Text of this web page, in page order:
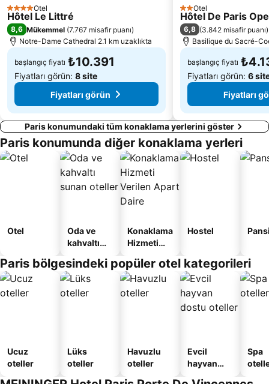
Bercy
Montparnasse Tren İstasyonu
4 YıldızOtel
Hôtel Le Littré
8,6 Mükemmel (7.767 misafir puanı)
Notre-Dame Cathedral 2.1 km uzaklıkta
başlangıç fiyatı ₺10.391
Fiyatları görün: 8 site
Fiyatları görün
2 Yıldız
Otel
Hôtel De Paris
6,8 (3.842 misafir puanı)
Basilique du Sacré-
başlangıç fiyatı
Fiyatları görün: 6
Fiyatları
Paris konumundaki tüm konaklama yerlerini göster
Paris konumunda diğer konaklama yerleri
Otel
Oda ve
kahvaltı
oteller
Konaklama
Hizmeti
Apart
Daire
Hostel
Paris bölgesindeki popüler otel kategorileri
Ucuz
oteller
Lüks
oteller
Havuzlu
oteller
Evcil
hayvan
Spa